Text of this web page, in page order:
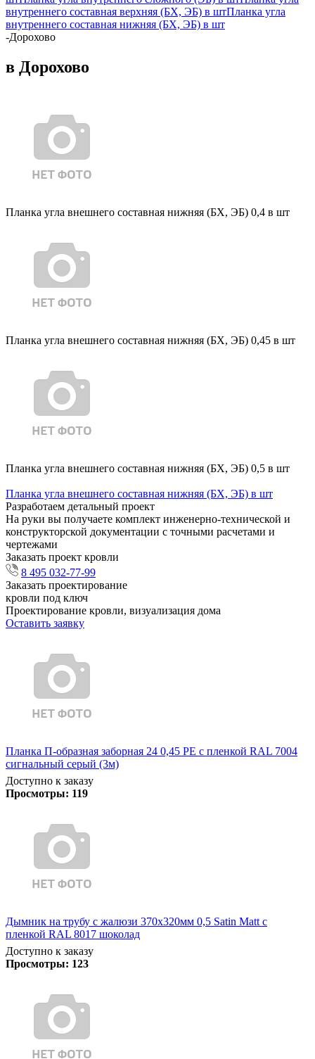
внутреннего составная верхняя (БХ, ЭБ) в штПланка угла
внутреннего составная нижняя (БХ, ЭБ) в шт
-Дорохово
в Дорохово
Планка угла внешнего составная нижняя (БХ, ЭБ) 0,4 в шт
Планка угла внешнего составная нижняя (БХ, ЭБ) 0,45 в шт
Планка угла внешнего составная нижняя (БХ, ЭБ) 0,5 в шт
Планка угла внешнего составная нижняя (БХ, ЭБ) в шт
Разработаем детальный проект
На руки вы получаете комплект инженерно-технической и
конструкторской документации с точными расчетами и
чертежами
Заказать проект кровли
8 495 032-77-99
Заказать проектирование
кровли под ключ
Проектирование кровли, визуализация дома
Оставить заявку
Планка П-образная заборная 24 0,45 PE с пленкой RAL 7004
сигнальный серый (3м)
Доступно к заказу
Просмотры: 119
Дымник на трубу с жалюзи 370х320мм 0,5 Satin Matt с
пленкой RAL 8017 шоколад
Доступно к заказу
Просмотры: 123